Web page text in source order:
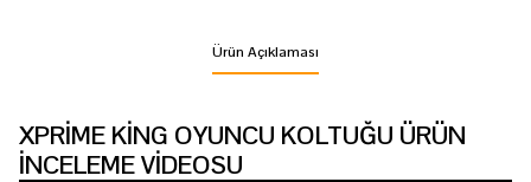
Ürün Açıklaması
XPRİME KİNG OYUNCU KOLTUĞU ÜRÜN
İNCELEME VİDEOSU